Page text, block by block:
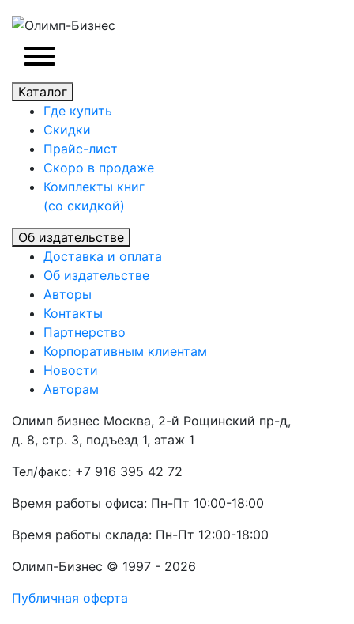
Каталог
Где купить
Скидки
Прайc-лист
Скоро в продаже
Комплекты книг
(со скидкой)
Об издательстве
Доставка и оплата
Об издательстве
Авторы
Контакты
Партнерство
Корпоративным клиентам
Новости
Авторам
Олимп бизнес Москва, 2-й Рощинский пр-д,
д. 8, стр. 3, подъезд 1, этаж 1
Тел/факс: +7 916 395 42 72
Время работы офиса: Пн-Пт 10:00-18:00
Время работы склада: Пн-Пт 12:00-18:00
Олимп-Бизнес © 1997 - 2026
Публичная оферта